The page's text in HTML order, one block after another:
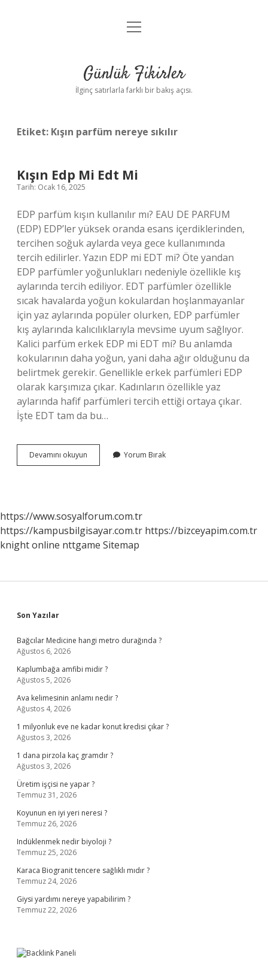
Anasayfa
Yasal Uyarı
menüyü
Günlük Fikirler
İlginç satırlarla farklı bir bakış açısı.
Etiket: Kışın parfüm nereye sıkılır
Kışın Edp Mi Edt Mi
Tarih: Ocak 16, 2025
EDP parfüm kışın kullanılır mı? EAU DE PARFUM
(EDP) EDP’ler yüksek oranda esans içerdiklerinden,
tercihen soğuk aylarda veya gece kullanımında
tercih edilirler. Yazın EDP mi EDT mi? Öte yandan
EDP parfümler yoğunlukları nedeniyle özellikle kış
aylarında tercih ediliyor. EDT parfümler özellikle
sıcak havalarda yoğun kokulardan hoşlanmayanlar
için yaz aylarında popüler olurken, EDP parfümler
kış aylarında kalıcılıklarıyla mevsime uyum sağlıyor.
Kalici parfüm erkek EDP mi EDT mi? Bu anlamda
kokularının daha yoğun, yani daha ağır olduğunu da
belirtmek gerekir. Genellikle erkek parfümleri EDP
olarak karşımıza çıkar. Kadınların özellikle yaz
aylarında hafif parfümleri tercih ettiği ortaya çıkar.
İşte EDT tam da bu…
Devamını okuyun
Edp
Yorum Bırak
https://www.sosyalforum.com.tr
https://kampusbilgisayar.com.tr https://bizceyapim.com.tr
knight online nttgame Sitemap
Sidebar
Son Yazılar
Bağcılar Medicine hangi metro durağında ?
Ağustos 6, 2026
Kaplumbağa amfibi midir ?
Ağustos 5, 2026
Ava kelimesinin anlamı nedir ?
Ağustos 4, 2026
1 milyonluk eve ne kadar konut kredisi çıkar ?
Ağustos 3, 2026
1 dana pirzola kaç gramdır ?
Ağustos 3, 2026
Üretim işçisi ne yapar ?
Temmuz 31, 2026
Koyunun en iyi yeri neresi ?
Temmuz 26, 2026
Indüklenmek nedir biyoloji ?
Temmuz 25, 2026
Karaca Biogranit tencere sağlıklı mıdır ?
Temmuz 24, 2026
Giysi yardımı nereye yapabilirim ?
Temmuz 22, 2026